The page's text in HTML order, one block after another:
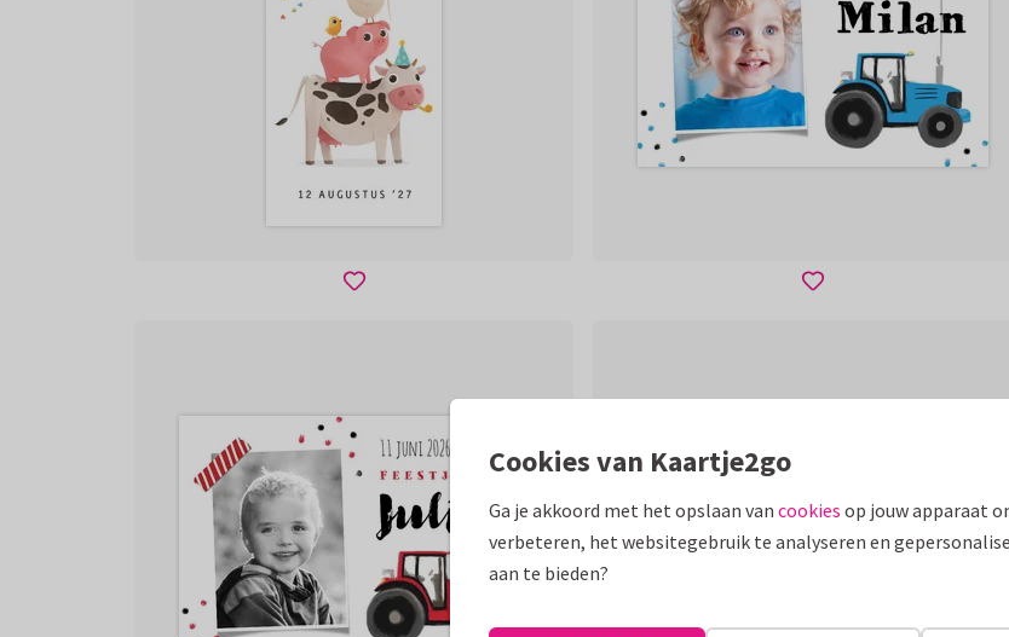
Cookies van Kaartje2go
Ga je akkoord met het opslaan van cookies op jouw apparaat
verbeteren, het websitegebruik te analyseren en
aan te bieden?